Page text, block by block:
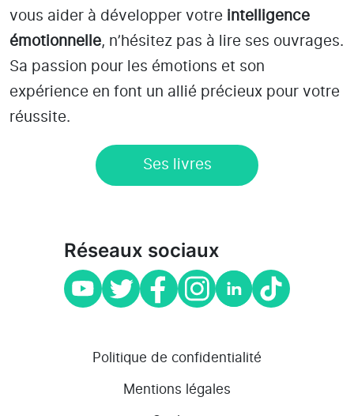
vous aider à développer votre intelligence
émotionnelle, n’hésitez pas à lire ses ouvrages.
Sa passion pour les émotions et son
expérience en font un allié précieux pour votre
réussite.
Ses livres
Réseaux sociaux
Politique de confidentialité
Mentions légales